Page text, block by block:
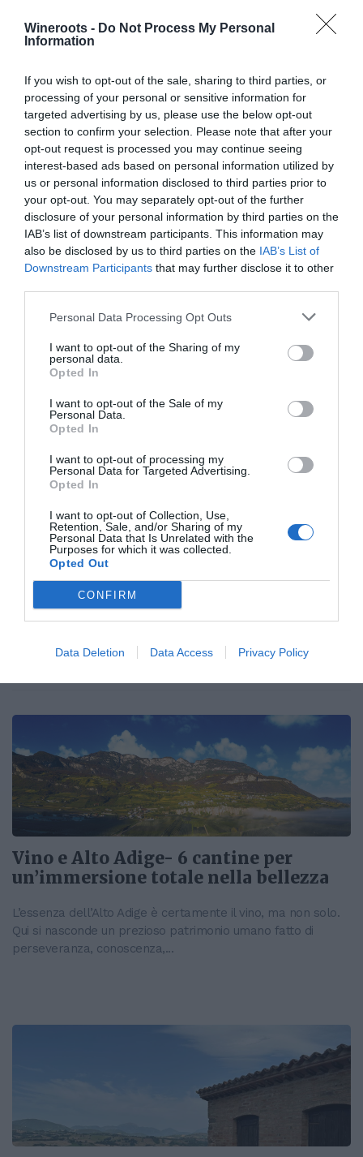
Wineroots - Do Not Process My Personal
Information
If you wish to opt-out of the sale, sharing to third parties, or
processing of your personal or sensitive information for
targeted advertising by us, please use the below opt-out
section to confirm your selection. Please note that after your
opt-out request is processed you may continue seeing
interest-based ads based on personal information utilized by
us or personal information disclosed to third parties prior to
your opt-out. You may separately opt-out of the further
disclosure of your personal information by third parties on the
IAB’s list of downstream participants. This information may
also be disclosed by us to third parties on the IAB’s List of
Downstream Participants that may further disclose it to other
Personal Data Processing Opt Outs
I want to opt-out of the Sharing of my
personal data.
Opted In
I want to opt-out of the Sale of my
Personal Data.
Opted In
I want to opt-out of processing my
Personal Data for Targeted Advertising.
Opted In
I want to opt-out of Collection, Use,
Retention, Sale, and/or Sharing of my
Personal Data that Is Unrelated with the
Purposes for which it was collected.
Opted Out
CONFIRM
Data Deletion Data Access Privacy Policy
Podernuovo a Palazzone: la sfida vinicola di Giovanni
Bulgari |
Tags: Giovanni Bulgari Italian Wine Podernuovo
Podernuovo A Palazzone Tuscanwine
Wine
Wine Lovers Wine Stories Wine Tasting Wine Time
Wine Travel
Condividi:
Serena Leo
territorio e non solo al calice,
ricerca di aneddoti che
arricchiscano...
Serena Leo
Vino e Alto Adige- 6 cantine per
un’immersione totale nella bellezza
L’essenza dell’Alto Adige è certamente il vino, ma non solo.
Qui si nasconde un prezioso patrimonio umano fatto di
perseveranza, conoscenza,...